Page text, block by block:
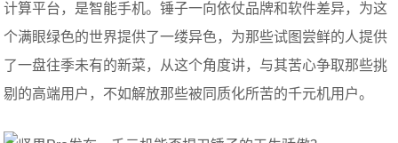
计算平台，是智能手机。锤子一向依仗品牌和软件差异，为这
个满眼绿色的世界提供了一缕异色，为那些试图尝鲜的人提供
了一盘往季未有的新菜，从这个角度讲，与其苦心争取那些挑
剔的高端用户，不如解放那些被同质化所苦的千元机用户。